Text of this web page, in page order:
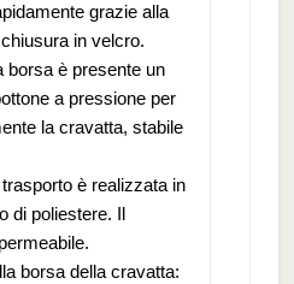
grazie alla
in velcro.
borsa è presente un
a pressione per
la cravatta, stabile
è realizzata in
di poliestere. Il
borsa della cravatta: